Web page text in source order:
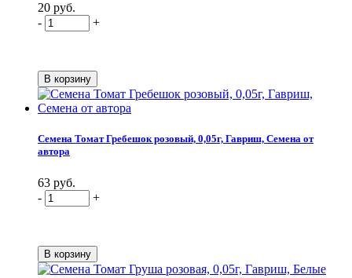
20 руб.
-
+
Семена Томат Гребешок розовый, 0,05г, Гавриш, Семена от
автора
63 руб.
-
+